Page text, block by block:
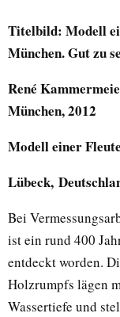
Titelbild: Modell
München. Gut zu
René
München, 2012
Modell einer
Lübeck,
Bei
ist ein rund 400
entdeckt worden.
Holzrumpfs lägen
Wassertiefe und